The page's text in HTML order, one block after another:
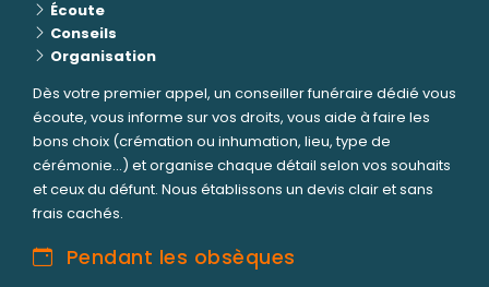
Écoute
Conseils
Organisation
Dès votre premier appel, un conseiller funéraire dédié vous
écoute, vous informe sur vos droits, vous aide à faire les
bons choix (crémation ou inhumation, lieu, type de
cérémonie...) et organise chaque détail selon vos souhaits
et ceux du défunt. Nous établissons un devis clair et sans
frais cachés.
Pendant les obsèques